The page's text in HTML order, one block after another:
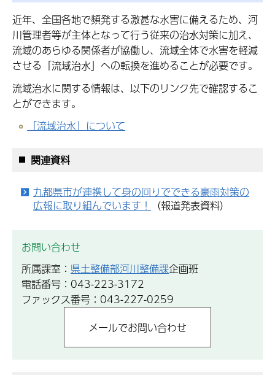
近年、全国各地で頻発する激甚な水害に備えるため、河
川管理者等が主体となって行う従来の治水対策に加え、
流域のあらゆる関係者が協働し、流域全体で水害を軽減
させる「流域治水」への転換を進めることが必要です。
流域治水に関する情報は、以下のリンク先で確認するこ
とができます。
「流域治水」について
関連資料
九都県市が連携して身の回りでできる豪雨対策の
広報に取り組んでいます！
（報道発表資料）
お問い合わせ
所属課室： 県土整備部河川整備課企画班
電話番号：043-223-3172
ファックス番号：043-227-0259